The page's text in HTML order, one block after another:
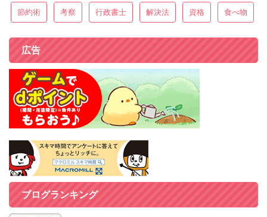
節約術 考察 行政書士 解決法 資格 食べ物
広告
ブログランキング